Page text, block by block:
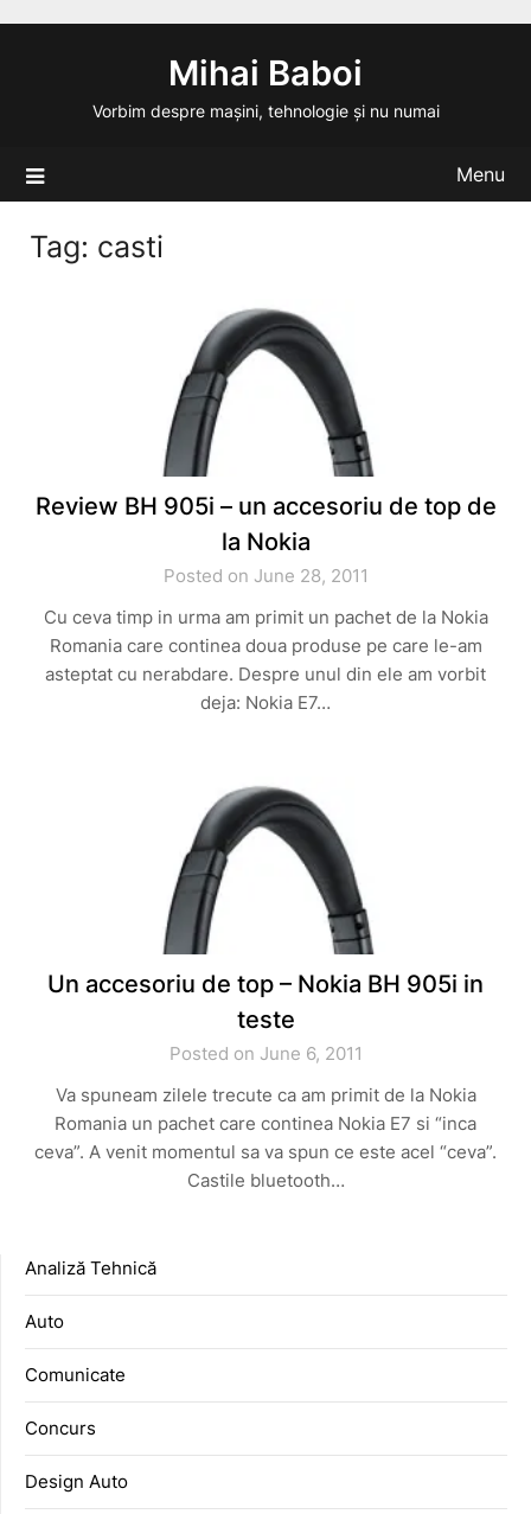
Mihai Baboi
Vorbim despre mașini, tehnologie și nu numai
Menu
Tag: casti
Review BH 905i – un accesoriu de top de
la Nokia
Posted on June 28, 2011
Cu ceva timp in urma am primit un pachet de la Nokia
Romania care continea doua produse pe care le-am
asteptat cu nerabdare. Despre unul din ele am vorbit
deja: Nokia E7…
Un accesoriu de top – Nokia BH 905i in
teste
Posted on June 6, 2011
Va spuneam zilele trecute ca am primit de la Nokia
Romania un pachet care continea Nokia E7 si “inca
ceva”. A venit momentul sa va spun ce este acel “ceva”.
Castile bluetooth…
Analiză Tehnică
Auto
Comunicate
Concurs
Design Auto